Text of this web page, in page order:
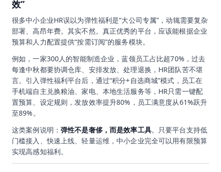
效”
很多中小企业HR误以为弹性福利是“大公司专属”，动辄需要复杂
部署、高昂年费。其实不然。真正优秀的平台，应该能根据企业
预算和人力配置提供“按需订阅”的服务模块。
例如，一家300人的智能制造企业，蓝领员工占比超70%，过去
每逢中秋都要协调仓库、安排发放、处理退换，HR团队苦不堪
言。引入弹性福利平台后，通过“积分+自选商城”模式，员工在
手机端自主兑换粮油、家电、本地生活服务等，HR只需一键配
置预算、设定规则，发放效率提升80%，员工满意度从61%跃升
至89%。
这类案例说明： 弹性不是奢侈，而是效率工具。只要平台支持低
门槛接入、快速上线、轻量运维，中小企业完全可以用有限预算
实现高感知福利。